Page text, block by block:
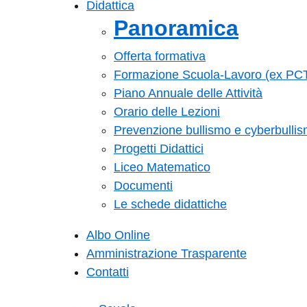
Didattica
Panoramica
Offerta formativa
Formazione Scuola-Lavoro (ex
Piano Annuale delle Attività
Orario delle Lezioni
Prevenzione bullismo e
Progetti Didattici
Liceo Matematico
Documenti
Le schede didattiche
Albo Online
Amministrazione Trasparente
Contatti